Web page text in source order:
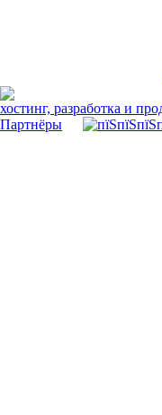
хостинг, разработка и
Партнёры